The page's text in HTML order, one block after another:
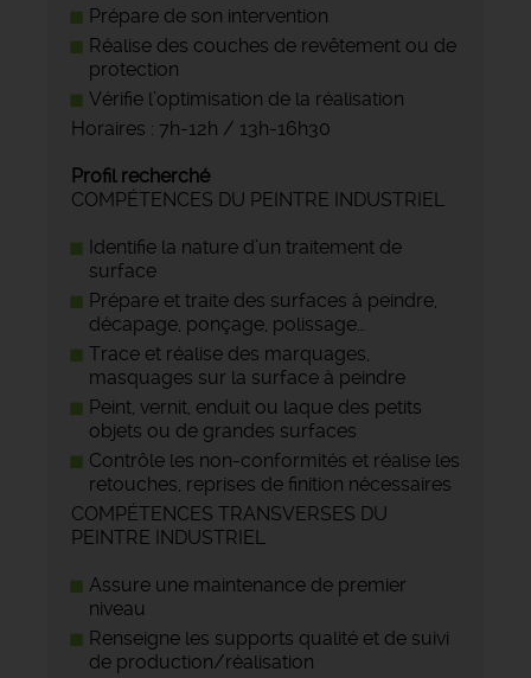
Prépare de son intervention
Réalise des couches de revêtement ou de
protection
Vérifie l’optimisation de la réalisation
Horaires : 7h-12h / 13h-16h30
Profil recherché
COMPÉTENCES DU PEINTRE INDUSTRIEL
Identifie la nature d’un traitement de
surface
Prépare et traite des surfaces à peindre,
décapage, ponçage, polissage…
Trace et réalise des marquages,
masquages sur la surface à peindre
Peint, vernit, enduit ou laque des petits
objets ou de grandes surfaces
Contrôle les non-conformités et réalise les
retouches, reprises de finition nécessaires
COMPÉTENCES TRANSVERSES DU
PEINTRE INDUSTRIEL
Assure une maintenance de premier
niveau
Renseigne les supports qualité et de suivi
de production/réalisation